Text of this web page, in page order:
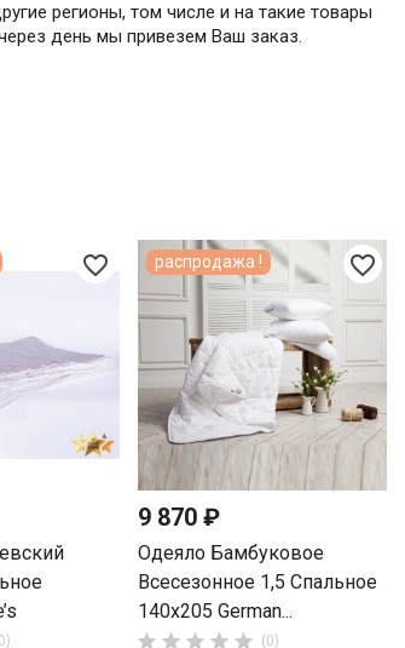
регионы, том числе и на такие товары
день мы привезем Ваш заказ.
favorite_border favorite_border
9 870 ₽
Одеяло Бамбуковое
Всесезонное 1,5 Спальное
140х205 German...
     (0)
распродажа !